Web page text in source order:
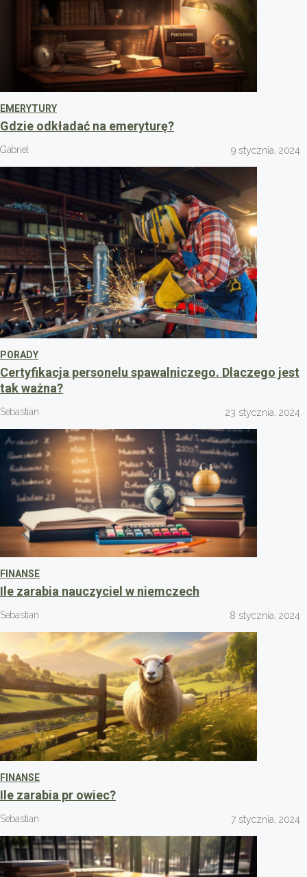
EMERYTURY
Gdzie odkładać na emeryturę?
Gabriel 9 stycznia, 2024
PORADY
Certyfikacja personelu spawalniczego. Dlaczego jest
tak ważna?
Sebastian 23 stycznia, 2024
FINANSE
Ile zarabia nauczyciel w niemczech
Sebastian 8 stycznia, 2024
FINANSE
Ile zarabia pr owiec?
Sebastian 7 stycznia, 2024